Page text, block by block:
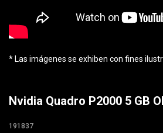
* Las imágenes se exhiben con fines
Nvidia Quadro P2000 5 GB
191837